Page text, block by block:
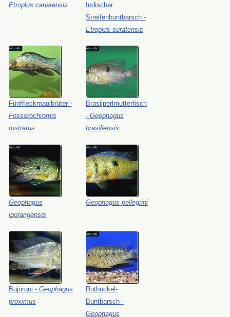
Etroplus canarensis
Indischer
Streifenbuntbarsch -
Etroplus suratensis
Fünffleckmaulbrüter -
Fossorochromis
rostratus
Brasilperlmutterfisch
- Geophagus
brasiliensis
Geophagus
iporangensis
Geophagus pellegrini
Bujurqui - Geophagus
proximus
Rotbuckel-
Buntbarsch -
Geophagus